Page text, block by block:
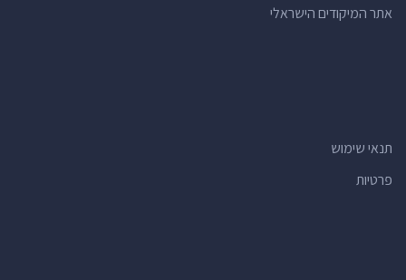
אתר המיקודים הישראלי
תנאי שימוש
פרטיות